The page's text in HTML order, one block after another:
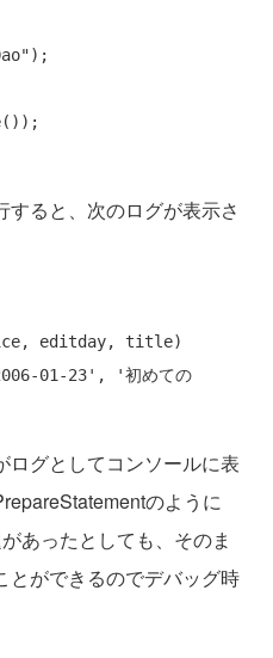
);
すると、次のログが表示さ
editday, title)
01-23' ,
'初めての
グとしてコンソールに表
のように
あったとしても、そのま
とができるのでデバッグ時